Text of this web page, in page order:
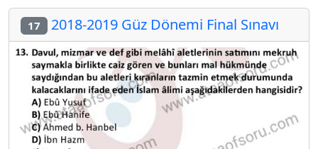
17 2018-2019 Güz Dönemi Final Sınavı